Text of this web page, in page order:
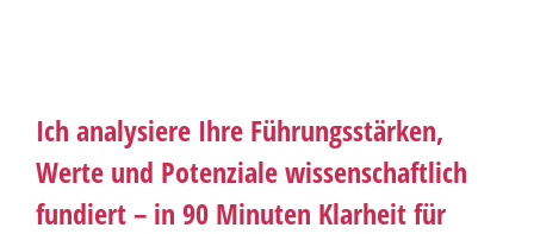
Ich analysiere Ihre Führungsstärken,
Werte und Potenziale wissenschaftlich
fundiert – in 90 Minuten Klarheit für